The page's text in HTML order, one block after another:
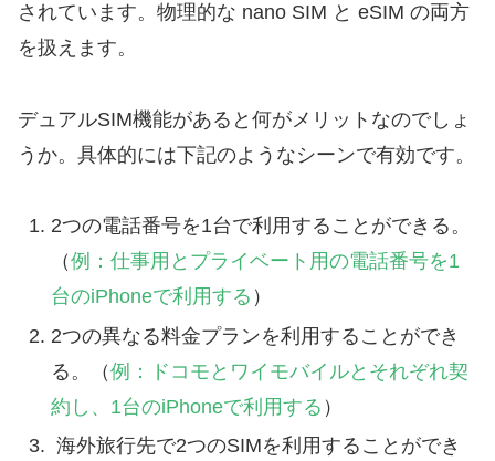
されています。 物理的な nano SIM と eSIM の両方
を扱えます。
デュアルSIM機能があると何がメリットなのでしょ
うか。具体的には下記のようなシーンで有効です。
2つの電話番号を1台で利用することができる。
（例：仕事用とプライベート用の電話番号を1
台のiPhoneで利用する ）
2つの異なる料金プランを利用することができ
る。（例：ドコモとワイモバイルとそれぞれ契
約し、1台のiPhoneで利用する ）
海外旅行先で2つのSIMを利用することができ